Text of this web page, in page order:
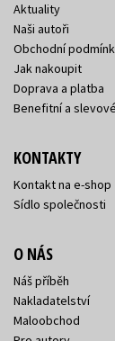
Aktuality
Naši autoři
Obchodní
Jak nakoupit
Doprava a platba
Benefitní a
KONTAKTY
Kontakt na e-shop
Sídlo společnosti
O NÁS
Náš příběh
Nakladatelství
Maloobchod